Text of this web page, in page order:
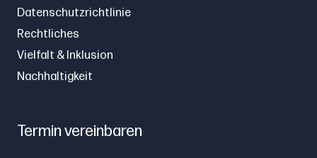
Datenschutzrichtlinie
Rechtliches
Vielfalt & Inklusion
Nachhaltigkeit
Termin vereinbaren